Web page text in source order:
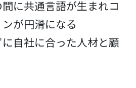
に共通言語が生まれコ
が円滑になる
自社に合った人材と顧